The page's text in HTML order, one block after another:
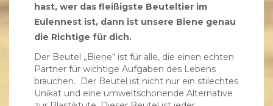
hast, wer das fleißigste Beuteltier im
Eulennest ist, dann ist unsere Biene genau
die Richtige für dich.
Der Beutel „Biene“ ist für alle, die einen echten
Partner für wichtige Aufgaben des Lebens
brauchen. Der Beutel ist nicht nur ein stilechtes
Unikat und eine umweltschonende Alternative